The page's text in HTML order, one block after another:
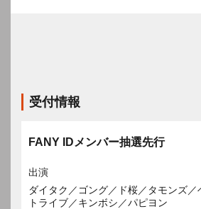
受付情報
FANY IDメンバー抽選先行
出演
ダイタク／ゴング／ド桜／タモンズ
トライブ／キンボシ／パピヨン